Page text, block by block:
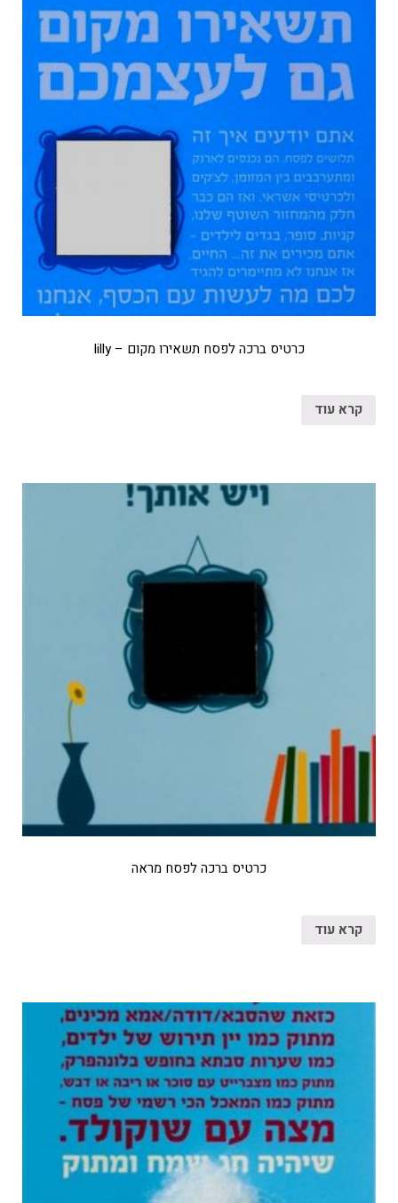
כרטיס ברכה לפסח תשאירו מקום – lilly
קרא עוד
כרטיס ברכה לפסח מראה
קרא עוד